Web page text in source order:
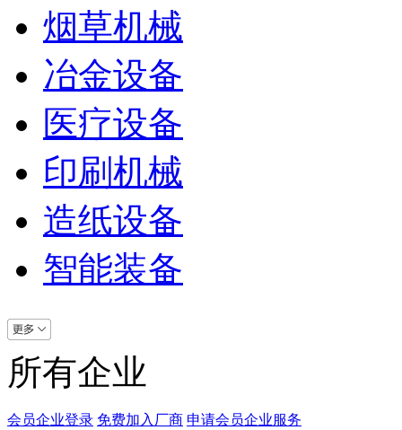
烟草机械
冶金设备
医疗设备
印刷机械
造纸设备
智能装备
所有企业
会员企业登录 免费加入厂商 申请会员企业服务